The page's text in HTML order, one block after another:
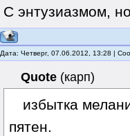
С энтузиазмом,
Дата: Четверг, 07.06.2012, 13:28 |
Quote (карп)
избытка
пятен.